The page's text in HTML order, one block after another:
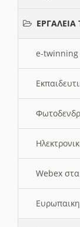
e-twinning
Webex